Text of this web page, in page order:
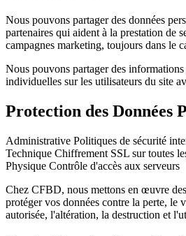
Nous pouvons partager des données
partenaires qui aident à la prestation de
campagnes marketing, toujours dans le
Nous pouvons partager des informations
individuelles sur les utilisateurs du site
Protection des Données
Administrative Politiques de sécurité
Technique Chiffrement SSL sur toutes
Physique Contrôle d'accès aux serveurs
Chez CFBD, nous mettons en œuvre
protéger vos données contre la perte, le
autorisée, l'altération, la destruction et